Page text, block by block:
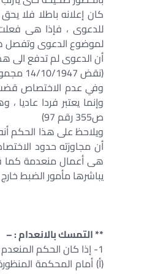
كان إعلانه باطلا فلا
للدعوى ، فإذا هى فعلت
لموضوع الدعوى وتفصل
أن الدعوى لم تدفع الى
(نقض 14/10/1947 مجموعة القواعد جزء 7 س376 رقم 395)
وفي عدم الاختصاص قضت
ص355 رقم 97)
ويلاحظ على هذا الحكم
أن مجاوزته حدود
هى أعمال منعدمة كما
يباشرها مأمور الضبط خارج حدود
** التمسك بالانعدام : –
1- إذا كان الحكم المنعدم قد استنفد طرق الطعن المختلفة فيكون التمسك بالانعدام بالطرق الآتية :
(أ) أمام المحكمة